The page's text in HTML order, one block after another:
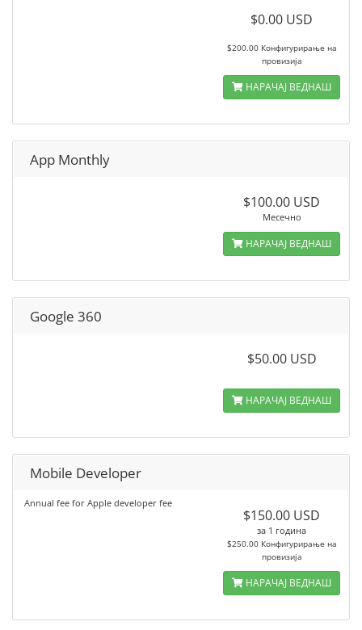
$0.00 USD
$200.00 Конфигурирање на
провизија
НАРАЧАЈ ВЕДНАШ
App Monthly
$100.00 USD
Месечно
НАРАЧАЈ ВЕДНАШ
Google 360
$50.00 USD
НАРАЧАЈ ВЕДНАШ
Mobile Developer
Annual fee for Apple developer fee
$150.00 USD
за 1 година
$250.00 Конфигурирање на
провизија
НАРАЧАЈ ВЕДНАШ